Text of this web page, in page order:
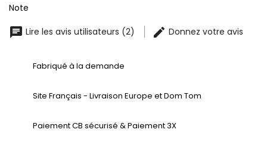
Note
Lire les avis utilisateurs (2)
Donnez votre avis
Fabriqué à la demande
Site Français - Livraison Europe et Dom Tom
Paiement CB sécurisé & Paiement 3X